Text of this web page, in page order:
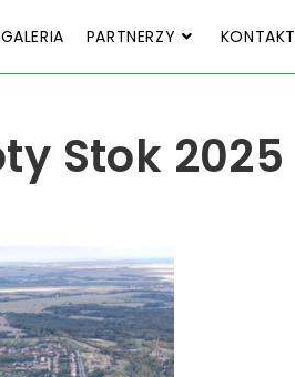
GALERIA PARTNERZY KONTAKT
Stok 2025